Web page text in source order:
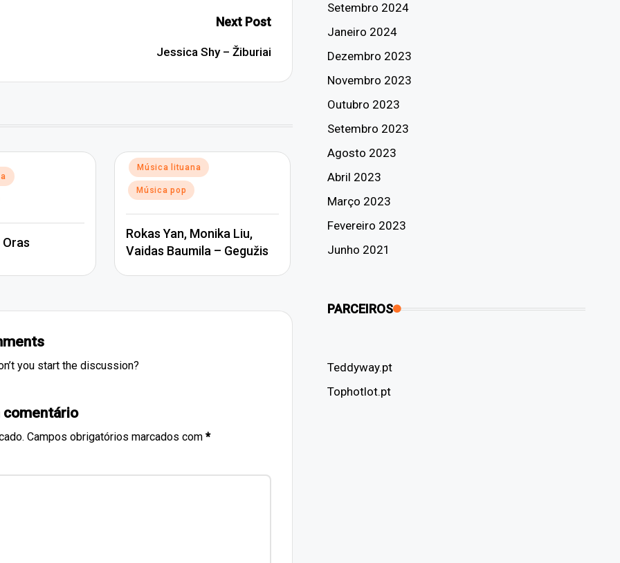
Next Post
Jessica Shy – Žiburiai
Oras
Posted
in
Música lituana
Música pop
Rokas Yan, Monika Liu,
Vaidas Baumila – Gegužis
you start the discussion?
comentário
Campos obrigatórios marcados com *
Setembro 2024
Janeiro 2024
Dezembro 2023
Novembro 2023
Outubro 2023
Setembro 2023
Agosto 2023
Abril 2023
Março 2023
Fevereiro 2023
Junho 2021
PARCEIROS
Teddyway.pt
Tophotlot.pt